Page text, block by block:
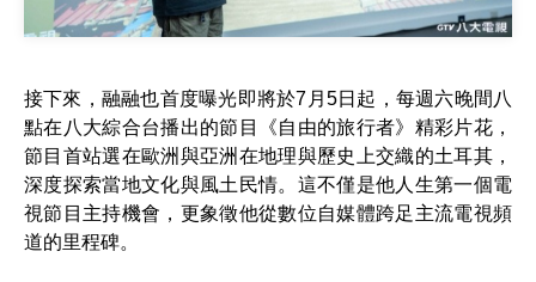
接下來，融融也首度曝光即將於7月5日起，每週六晚間八
點在八大綜合台播出的節目《自由的旅行者》精彩片花，
節目首站選在歐洲與亞洲在地理與歷史上交織的土耳其，
深度探索當地文化與風土民情。這不僅是他人生第一個電
視節目主持機會，更象徵他從數位自媒體跨足主流電視頻
道的里程碑。